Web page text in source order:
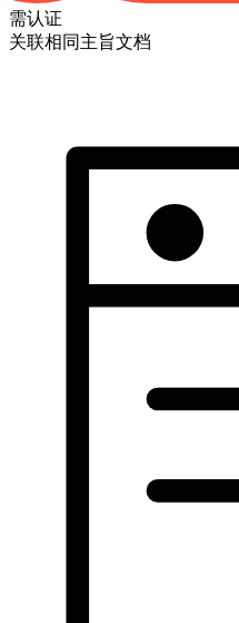
需认证
关联相同主旨文档